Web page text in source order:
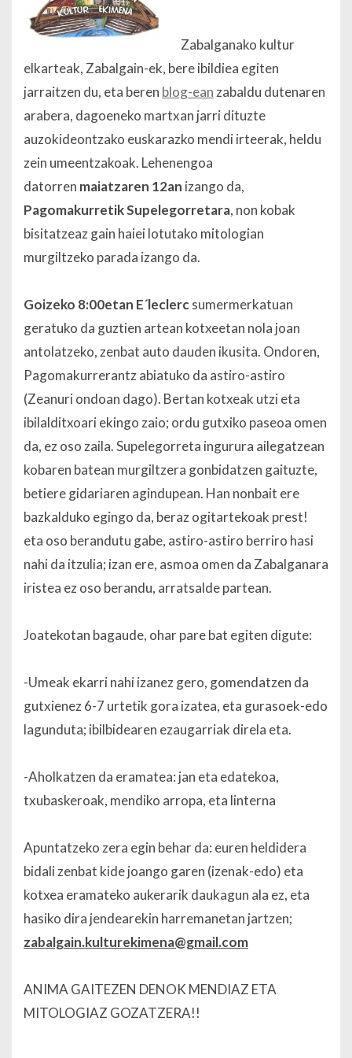
Zabalganako kultur
elkarteak, Zabalgain-ek, bere ibildiea egiten
jarraitzen du, eta beren blog-ean zabaldu dutenaren
arabera, dagoeneko martxan jarri dituzte
auzokideontzako euskarazko mendi irteerak, heldu
zein umeentzakoak. Lehenengoa
datorren maiatzaren 12an izango da,
Pagomakurretik Supelegorretara, non kobak
bisitatzeaz gain haiei lotutako mitologian
murgiltzeko parada izango da.
Goizeko 8:00etan E´leclercsumermerkatuan
geratuko da guztien artean kotxeetan nola joan
antolatzeko, zenbat auto dauden ikusita. Ondoren,
Pagomakurrerantz abiatuko da astiro-astiro
(Zeanuri ondoan dago). Bertan kotxeak utzi eta
ibilalditxoari ekingo zaio; ordu gutxiko paseoa omen
da, ez oso zaila. Supelegorreta ingurura ailegatzean
kobaren batean murgiltzera gonbidatzen gaituzte,
betiere gidariaren agindupean. Han nonbait ere
bazkalduko egingo da, beraz ogitartekoak prest!
eta oso berandutu gabe, astiro-astiro berriro hasi
nahi da itzulia; izan ere, asmoa omen da Zabalganara
iristea ez oso berandu, arratsalde partean.
Joatekotan bagaude, ohar pare bat egiten digute:
-Umeak ekarri nahi izanez gero, gomendatzen da
gutxienez 6-7 urtetik gora izatea, eta gurasoek-edo
lagunduta; ibilbidearen ezaugarriak direla eta.
-Aholkatzen da eramatea: jan eta edatekoa,
txubaskeroak, mendiko arropa, eta linterna
Apuntatzeko zera egin behar da: euren heldidera
bidali zenbat kide joango garen (izenak-edo) eta
kotxea eramateko aukerarik daukagun ala ez, eta
hasiko dira jendearekin harremanetan jartzen;
zabalgain.kulturekimena@gmail.com
ANIMA GAITEZEN DENOK MENDIAZ ETA
MITOLOGIAZ GOZATZERA!!